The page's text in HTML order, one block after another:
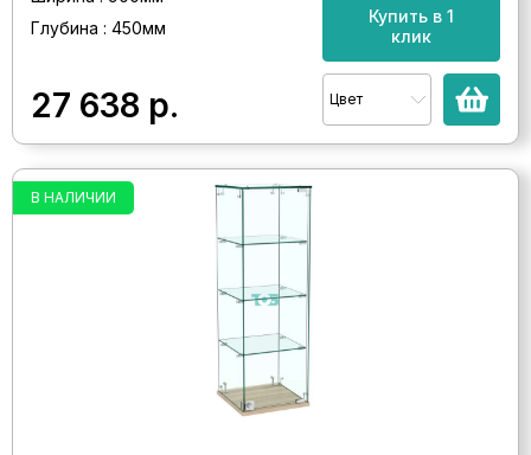
Глубина : 450мм
27 638 р.
Купить в 1
клик
Цвет
В НАЛИЧИИ